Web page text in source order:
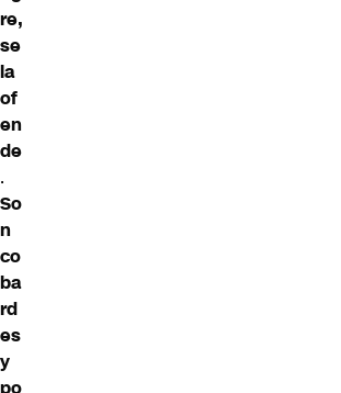
re,
se
la
of
en
de
.
So
n
co
ba
rd
es
y